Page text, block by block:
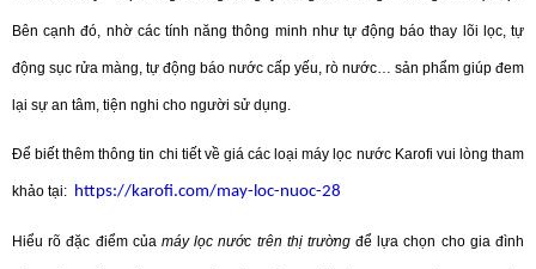
Bên cạnh đó, nhờ các tính năng thông minh như tự động báo thay lõi lọc, tự
động sục rửa màng, tự động báo nước cấp yếu, rò nước… sản phẩm giúp đem
lại sự an tâm, tiện nghi cho người sử dụng.
Để biết thêm thông tin chi tiết về giá các loại máy lọc nước Karofi vui lòng tham
khảo tại: https://karofi.com/may-loc-nuoc-28
Hiểu rõ đặc điểm của máy lọc nước trên thị trườngđể lựa chọn cho gia đình